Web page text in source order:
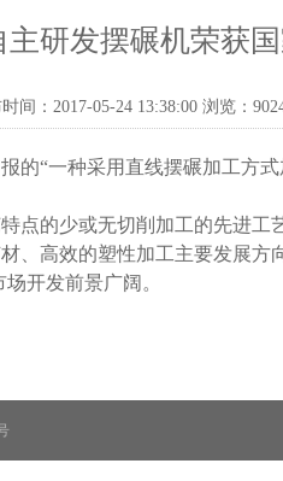
主研发摆碾机荣获
间：2017-05-24 13:38:00 浏览：
的“一种采用直线摆碾加工方
点的少或无切削加工的先进
、高效的塑性加工主要发展方
开发前景广阔。